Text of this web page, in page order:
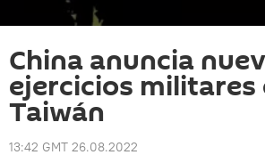
China anuncia
ejercicios militares
Taiwán
13:42 GMT 26.08.2022